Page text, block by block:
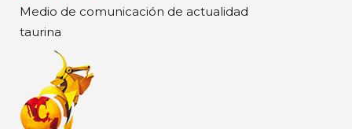
Medio de comunicación de actualidad
taurina